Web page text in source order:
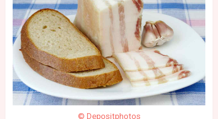
© Depositphotos